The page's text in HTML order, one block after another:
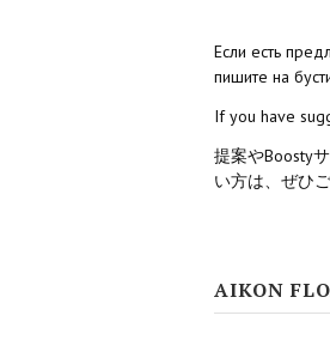
Если есть
пишите на
If you have
提案やBoosty
い方は、ぜひ
AIKON